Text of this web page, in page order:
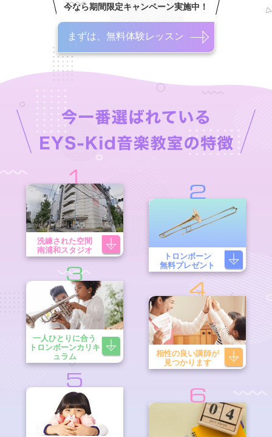
今なら期間限定キャンペーン実施中！
まずは、無料体験レッスン
1
洗練された空間
南浦和スタジオ
2
トロンボーン
無料プレゼント
3
一人ひとりに合う
トロンボーンカリキ
ュラム
4
相性の良い講師が
見つかります
5
6